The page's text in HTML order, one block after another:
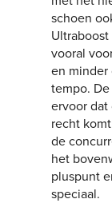
schoen
vooral
en minder
tempo.
ervoor
recht
de
het
pluspunt
speciaal.